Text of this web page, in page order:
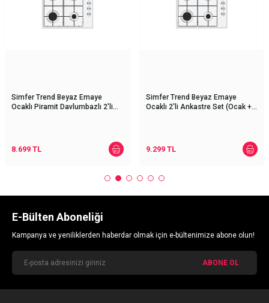
Simfer Trend Beyaz Emaye
Ocaklı Piramit Davlumbazlı 2'li
8.699 TL
Simfer Trend Beyaz Emaye
Ocaklı 2'li Ankastre Set (Ocak +
9.299TL
E-Bülten Aboneliği
Kampanya ve yeniliklerden haberdar olmak için e-bültenimize abone olun!
ABONE OL